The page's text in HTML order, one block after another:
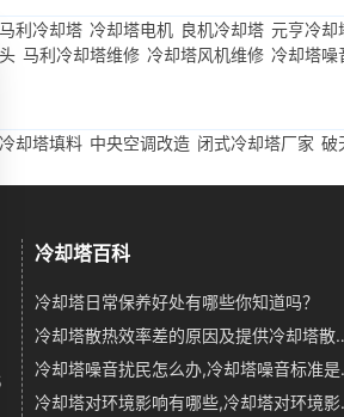
马利冷却塔 冷却塔电机 良机冷却塔 元亨冷却
马利冷却塔维修 冷却塔风机维修 冷却塔噪
冷却塔填料 中央空调改造 闭式冷却塔厂家 破
冷却塔百科
冷却塔日常保养好处有哪些你知道吗？
冷却塔散热效率差的原因及
冷却塔
冷却塔